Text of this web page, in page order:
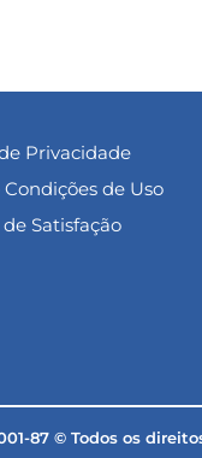
Privacidade
de Uso
Satisfação
87 © Todos os